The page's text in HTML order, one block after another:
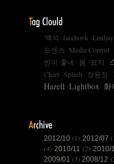
백석 facebook Lindjay
드센스 Media Control
빈이 좋네
봄 표지
Chart Splash 장윤정
Hazell Lightbox 화
2012/10(1) 2012/07
(4) 2010/11(2)
2009/01(3) 2008/12